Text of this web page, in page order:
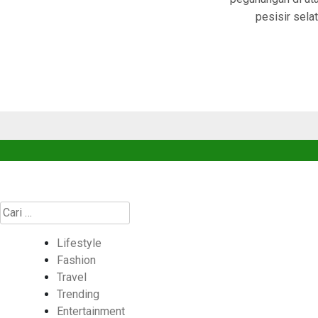
pesisir
Cari
untuk:
Lifestyle
Fashion
Travel
Trending
Entertainment